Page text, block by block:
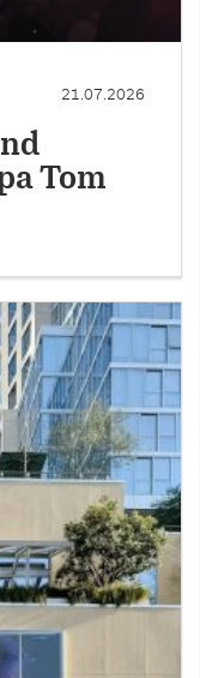
21.07.2026
Tom